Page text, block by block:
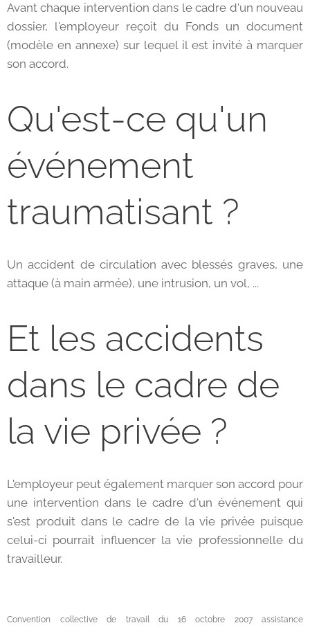
Avant chaque intervention dans le cadre d'un nouveau
dossier, l'employeur reçoit du Fonds un document
(modèle en annexe) sur lequel il est invité à marquer
son accord.
Qu'est-ce qu'un
événement
traumatisant ?
Un accident de circulation avec blessés graves, une
attaque (à main armée), une intrusion, un vol, ...
Et les accidents
dans le cadre de
la vie privée ?
L'employeur peut également marquer son accord pour
une intervention dans le cadre d'un événement qui
s'est produit dans le cadre de la vie privée puisque
celui-ci pourrait influencer la vie professionnelle du
travailleur.
Convention collective de travail du 16 octobre 2007 assistance